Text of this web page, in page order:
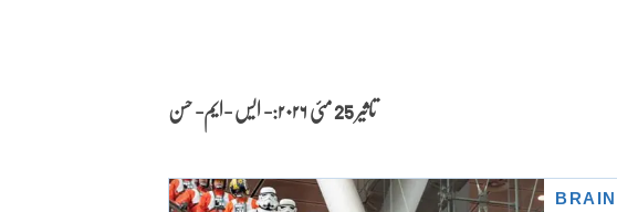
تاثیر 25 مئی ۲۰۲۶:- ایس -ایم- حسن